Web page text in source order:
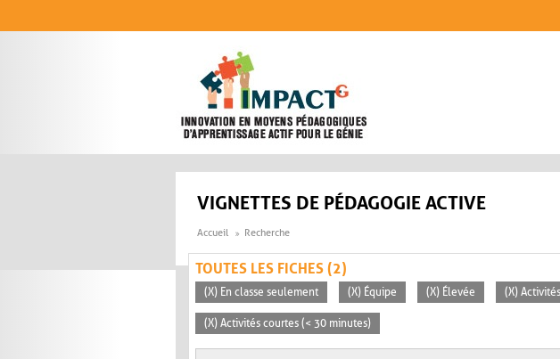
VIGNETTES DE PÉDAGOGIE ACTIVE
Accueil Recherche
TOUTES LES FICHES (2)
(X) En classe seulement (X) Équipe (X) Élevée (X)
(X) Activités courtes (< 30 minutes)